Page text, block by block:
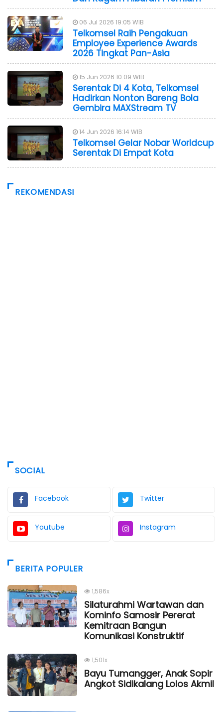
06 Jul 2026 19:05 WIB
Telkomsel Raih Pengakuan
Employee Experience Awards
2026 Tingkat Pan-Asia
15 Jun 2026 10:09 WIB
Serentak Di 4 Kota, Telkomsel
Hadirkan Nonton Bareng Bola
Gembira MAXStream TV
14 Jun 2026 16:14 WIB
Telkomsel Gelar Nobar Worldcup
Serentak Di Empat Kota
REKOMENDASI
SOCIAL
Facebook Twitter
Youtube Instagram
BERITA POPULER
1,586x
Silaturahmi Wartawan dan
Kominfo Samosir Pererat
Kemitraan Bangun
Komunikasi Konstruktif
1,501x
Bayu Tumangger, Anak Sopir
Angkot Sidikalang Lolos Akmil